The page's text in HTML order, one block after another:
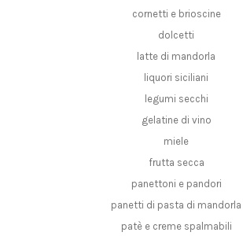
cornetti e brioscine
dolcetti
latte di mandorla
liquori siciliani
legumi secchi
gelatine di vino
miele
frutta secca
panettoni e pandori
panetti di pasta di mandorla
patè e creme spalmabili